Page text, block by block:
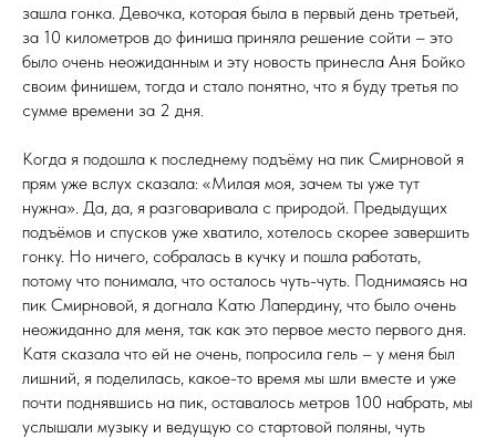
зашла гонка. Девочка, которая была в первый день третьей,
за 10 километров до финиша приняла решение сойти – это
было очень неожиданным и эту новость принесла Аня Бойко
своим финишем, тогда и стало понятно, что я буду третья по
сумме времени за 2 дня.
Когда я подошла к последнему подъёму на пик Смирновой я
прям уже вслух сказала: «Милая моя, зачем ты уже тут
нужна». Да, да, я разговаривала с природой. Предыдущих
подъёмов и спусков уже хватило, хотелось скорее завершить
гонку. Но ничего, собралась в кучку и пошла работать,
потому что понимала, что осталось чуть-чуть. Поднимаясь на
пик Смирновой, я догнала Катю Лапердину, что было очень
неожиданно для меня, так как это первое место первого дня.
Катя сказала что ей не очень, попросила гель – у меня был
лишний, я поделилась, какое-то время мы шли вместе и уже
почти поднявшись на пик, оставалось метров 100 набрать, мы
услышали музыку и ведущую со стартовой поляны, чуть